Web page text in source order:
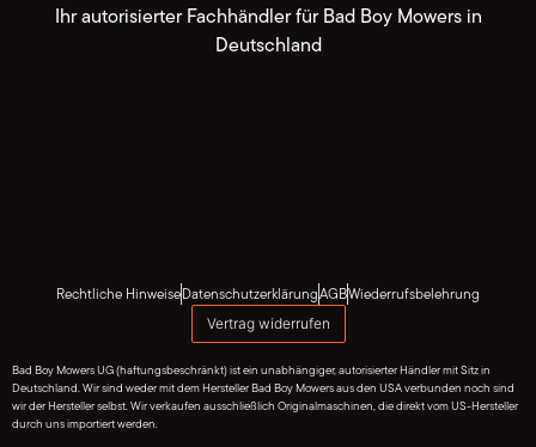
Ihr autorisierter Fachhändler für Bad Boy Mowers in
Deutschland
Rechtliche HinweiseDatenschutzerklärungAGBWiederrufsbelehrung
Vertrag widerrufen
Bad Boy Mowers UG (haftungsbeschränkt) ist ein unabhängiger, autorisierter Händler mit Sitz in
Deutschland. Wir sind weder mit dem Hersteller Bad Boy Mowers aus den USA verbunden noch sind
wir der Hersteller selbst. Wir verkaufen ausschließlich Originalmaschinen, die direkt vom US-Hersteller
durch uns importiert werden.